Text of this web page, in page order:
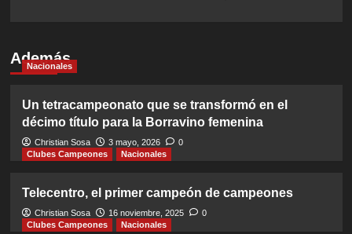
Además
Nacionales
Un tetracampeonato que se transformó en el
décimo título para la Borravino femenina
Christian Sosa 3 mayo, 2026
0
Clubes Campeones
Nacionales
Telecentro, el primer campeón de campeones
Christian Sosa 16 noviembre, 2025
0
Clubes Campeones
Nacionales